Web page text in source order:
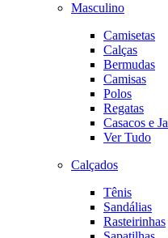
Masculino
Camisetas
Calças
Bermudas
Camisas
Polos
Regatas
Casacos e
Ver Tudo
Calçados
Tênis
Sandálias
Rasteirinhas